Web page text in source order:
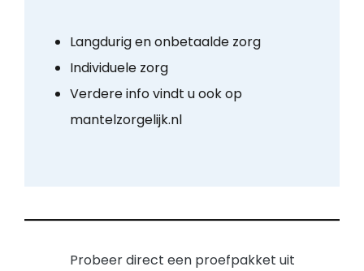
Langdurig en onbetaalde zorg
Individuele zorg
Verdere info vindt u ook op
mantelzorgelijk.nl
Probeer direct een proefpakket uit